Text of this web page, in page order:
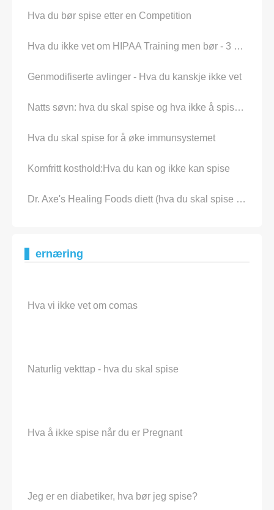
Hva du bør spise etter en Competition
Hva du ikke vet om HIPAA Training men bør - 3 Things
Genmodifiserte avlinger - Hva du kanskje ikke vet
Natts søvn: hva du skal spise og hva ikke å spise før Bed
Hva du skal spise for å øke immunsystemet
Kornfritt kosthold:Hva du kan og ikke kan spise
Dr. Axe's Healing Foods diett (hva du skal spise og hva du bør unngå)
ernæring
Hva vi ikke vet om comas
Naturlig vekttap - hva du skal spise
Hva å ikke spise når du er Pregnant
Jeg er en diabetiker, hva bør jeg spise?